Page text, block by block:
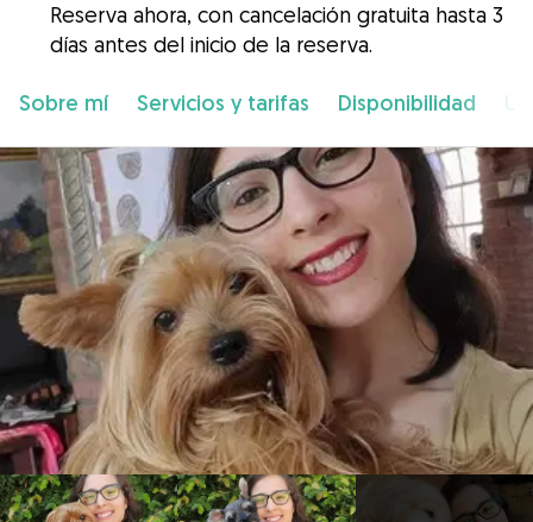
Reserva ahora, con cancelación gratuita hasta 3
días antes del inicio de la reserva.
Sobre mí Servicios y tarifas Disponibilidad